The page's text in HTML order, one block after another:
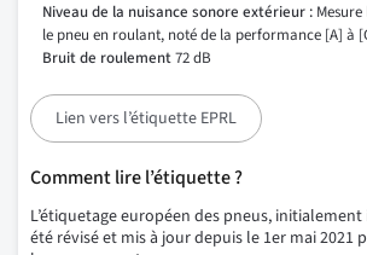
Niveau de la nuisance sonore extérieur :
le pneu en roulant, noté de la performance [A] à
Bruit de roulement72 dB
Lien vers l’étiquette EPRL
Comment lire l’étiquette ?
L’étiquetage européen des pneus,
été révisé et mis à jour depuis le 1er mai 2021